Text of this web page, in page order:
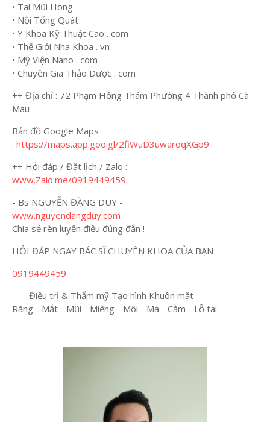
• Tai Mũi Họng
• Nội Tổng Quát
• Y Khoa Kỹ Thuật Cao . com
• Thế Giới Nha Khoa . vn
• Mỹ Viện Nano . com
• Chuyên Gia Thảo Dược . com
++ Địa chỉ : 72 Phạm Hồng Thám Phường 4 Thành phố Cà
Mau
Bản đồ Google Maps
: https://maps.app.goo.gl/2fiWuD3uwaroqXGp9
++ Hỏi đáp / Đặt lịch / Zalo :
www.Zalo.me/0919449459
- Bs NGUYỄN ĐẶNG DUY -
www.nguyendangduy.com
Chia sẻ rèn luyện điều đúng đắn !
HỎI ĐÁP NGAY BÁC SĨ CHUYÊN KHOA CỦA BẠN
0919449459
Điều trị & Thẩm mỹ Tạo hình Khuôn mặt
Răng - Mắt - Mũi - Miệng - Môi - Má - Cằm - Lỗ tai